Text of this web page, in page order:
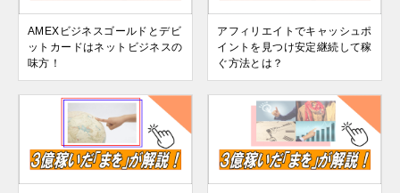
AMEXビジネスゴールドとデビ
ットカードはネットビジネスの
味方！
アフィリエイトでキャッシュポ
イントを見つけ安定継続して稼
ぐ方法とは？